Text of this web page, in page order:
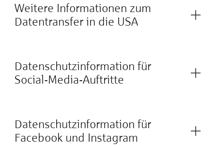
Weitere Informationen zum
Datentransfer in die USA
Datenschutzinformation für
Social-Media-Auftritte
Datenschutzinformation für
Facebook und Instagram